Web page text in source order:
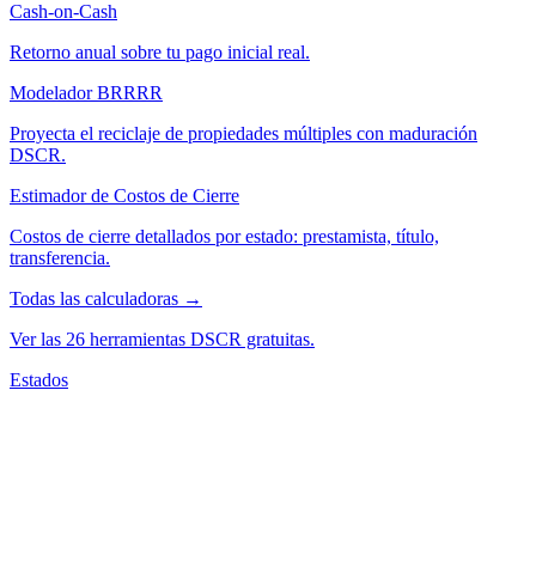
Cash-on-Cash
Retorno anual sobre tu pago inicial real.
Modelador BRRRR
Proyecta el reciclaje de propiedades múltiples con maduración
DSCR.
Estimador de Costos de Cierre
Costos de cierre detallados por estado: prestamista, título,
transferencia.
Todas las calculadoras →
Ver las 26 herramientas DSCR gratuitas.
Estados